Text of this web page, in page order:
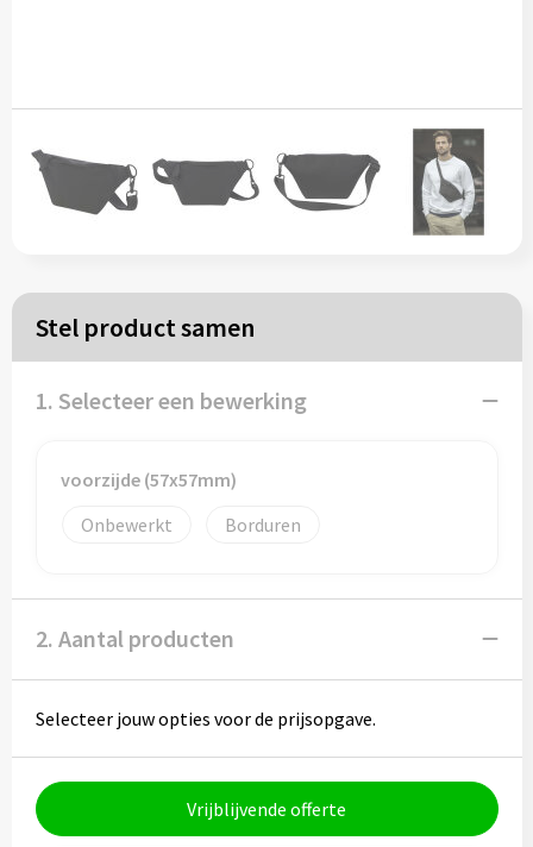
Reistassen
Zakelijk
Rugzakken
Koeltassen
Balpennen
Markeerstiften
Geschenksets
Merken
Notaboekjes
Zelfklevende memo's
Stel product samen
1. Selecteer een bewerking
voorzijde (57x57mm)
Onbewerkt
Borduren
2. Aantal producten
Selecteer jouw opties voor de prijsopgave.
Vrijblijvende offerte